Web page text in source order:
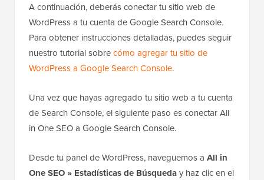
A continuación, deberás conectar tu sitio web de
WordPress a tu cuenta de Google Search Console.
Para obtener instrucciones detalladas, puedes seguir
nuestro tutorial sobrecómo agregar tu sitio de
WordPress a Google Search Console.
Una vez que hayas agregado tu sitio web a tu cuenta
de Search Console, el siguiente paso es conectar All
in One SEO a Google Search Console.
Desde tu panel de WordPress, naveguemos a All in
One SEO » Estadísticas de Búsqueday haz clic en el